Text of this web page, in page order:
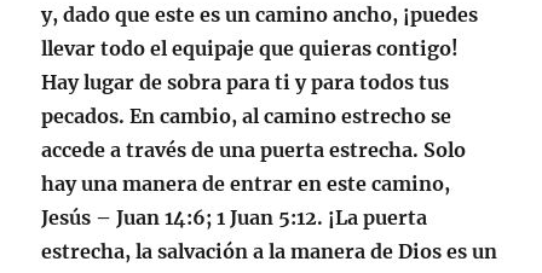
y, dado que este es un camino ancho, ¡puedes
llevar todo el equipaje que quieras contigo!
Hay lugar de sobra para ti y para todos tus
pecados. En cambio, al camino estrecho se
accede a través de una puerta estrecha. Solo
hay una manera de entrar en este camino,
Jesús –Juan 14:6; 1 Juan 5:12. ¡La puerta
estrecha, la salvación a la manera de Dios es un